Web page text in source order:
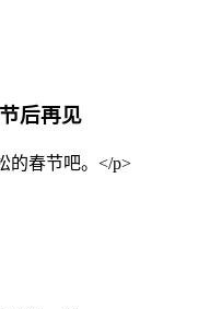
后再见
的春节吧。</p>